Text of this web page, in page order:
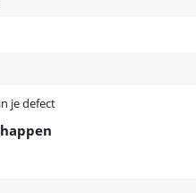
je defect